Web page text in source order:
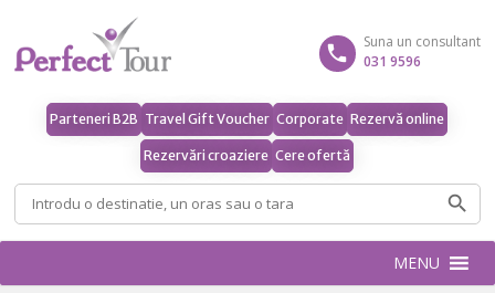
Parteneri B2B Travel Gift Voucher Corporate Rezervă online
Rezervări croaziere Cere ofertă
Caută
după:
Suna un consultant
031 9596
MENU